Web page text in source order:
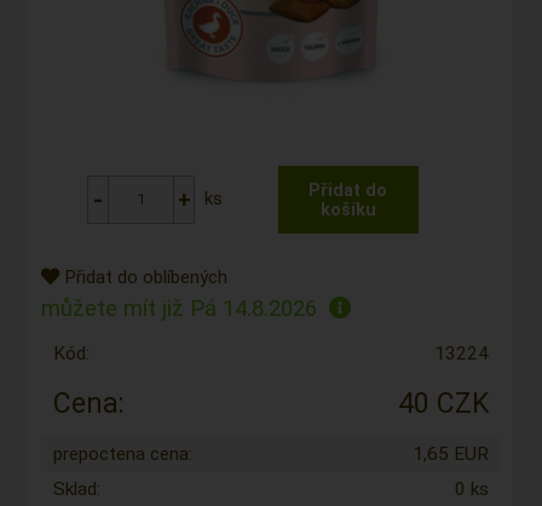
ks
Přidat do oblíbených
můžete mít již Pá 14.8.2026
Kód: 13224
Cena: 40 CZK
prepoctena cena:
1,65 EUR
Sklad:
0 ks